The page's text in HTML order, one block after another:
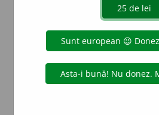
info
Aceste definiții sunt
echipa dexonline.
originale se află pe
preferințe